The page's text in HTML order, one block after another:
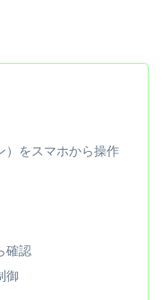
）をスマホから操作
確認
御